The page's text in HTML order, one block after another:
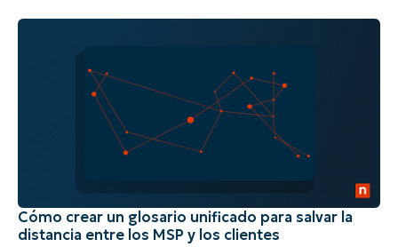
Cómo crear un glosario unificado para salvar la
distancia entre los MSP y los clientes